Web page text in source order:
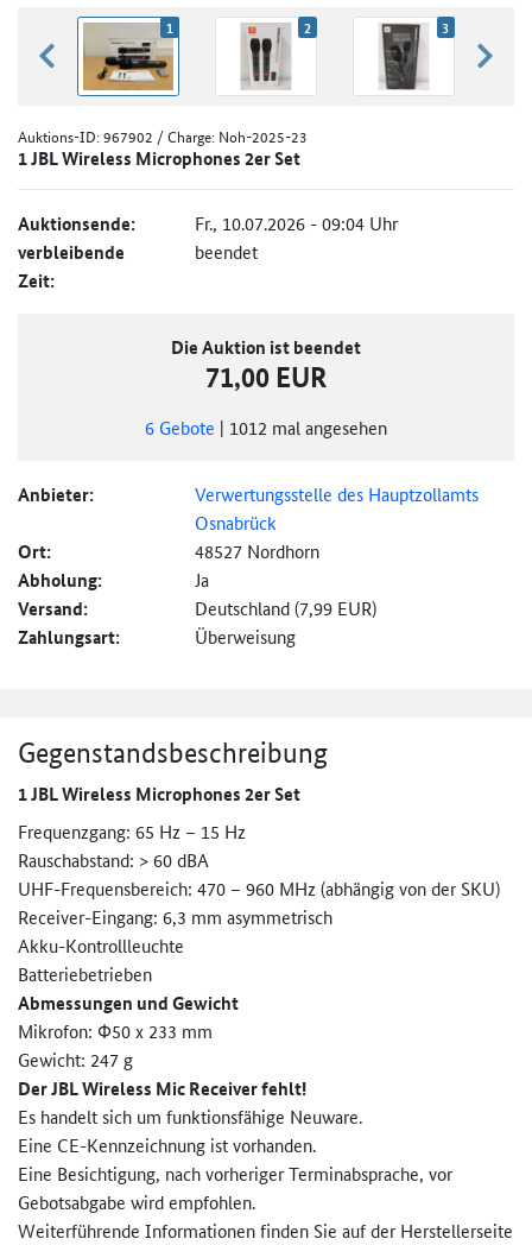
zurück blättern
1 2 3
Auktions-ID:967902 / Charge: Noh-2025-23
1 JBL Wireless Microphones 2er Set
Auktionsende: Fr., 10.07.2026 - 09:04 Uhr
verbleibende
Zeit:
beendet
Die Auktion ist beendet
71,00 EUR
6 Gebote | 1012 mal angesehen
Anbieter:
Verwertungsstelle des Hauptzollamts
Osnabrück
Ort: 48527 Nordhorn
Abholung: Ja
Versand: Deutschland (7,99 EUR)
Zahlungsart: Überweisung
Gegenstandsbeschreibung
1 JBL Wireless Microphones 2er Set
Frequenzgang: 65 Hz – 15 Hz
Rauschabstand: > 60 dBA
UHF-Frequensbereich: 470 – 960 MHz (abhängig von der SKU)
Receiver-Eingang: 6,3 mm asymmetrisch
Akku-Kontrollleuchte
Batteriebetrieben
Abmessungen und Gewicht
Mikrofon: Φ50 x 233 mm
Gewicht: 247 g
Der JBL Wireless Mic Receiver fehlt!
Es handelt sich um funktionsfähige Neuware.
Eine CE-Kennzeichnung ist vorhanden.
Eine Besichtigung, nach vorheriger Terminabsprache, vor
Gebotsabgabe wird empfohlen.
Weiterführende Informationen finden Sie auf der Herstellerseite